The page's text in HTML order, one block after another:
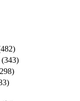
(343)